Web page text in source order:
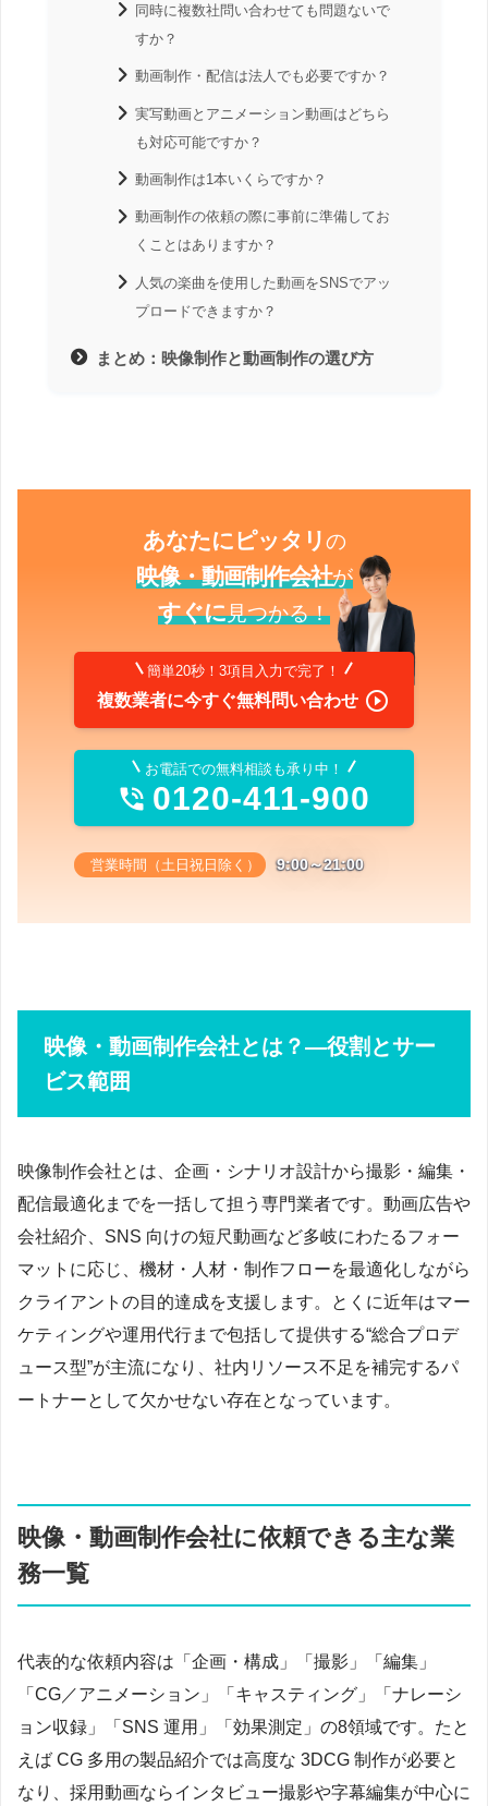
同時に複数社問い合わせても問題ないで
すか？
動画制作・配信は法人でも必要ですか？
実写動画とアニメーション動画はどちら
も対応可能ですか？
動画制作は1本いくらですか？
動画制作の依頼の際に事前に準備してお
くことはありますか？
人気の楽曲を使用した動画をSNSでアッ
プロードできますか？
まとめ：映像制作と動画制作の選び方
あなたにピッタリの
映像・動画制作会社が
すぐに見つかる！
簡単20秒！3項目入力で完了！
複数業者に今すぐ無料問い合わせ 
お電話での無料相談も承り中！
 0120-411-900
営業時間（土日祝日除く） 9:00～21:00
映像・動画制作会社とは？―役割とサー
ビス範囲
映像制作会社とは、企画・シナリオ設計から撮影・編集・
配信最適化までを一括して担う専門業者です。動画広告や
会社紹介、SNS 向けの短尺動画など多岐にわたるフォー
マットに応じ、機材・人材・制作フローを最適化しながら
クライアントの目的達成を支援します。とくに近年はマー
ケティングや運用代行まで包括して提供する“総合プロデ
ュース型”が主流になり、社内リソース不足を補完するパ
ートナーとして欠かせない存在となっています。​
映像・動画制作会社に依頼できる主な業
務一覧
代表的な依頼内容は「企画・構成」「撮影」「編集」
「CG／アニメーション」「キャスティング」「ナレーシ
ョン収録」「SNS 運用」「効果測定」の8領域です。たと
えば CG 多用の製品紹介では高度な 3DCG 制作が必要と
なり、採用動画ならインタビュー撮影や字幕編集が中心に